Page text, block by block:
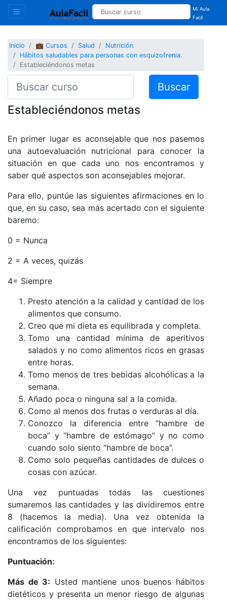
Mi Aula
Facil
Inicio 💼 Cursos Salud
Nutrición
Hábitos saludables para personas con esquizofrenia.
Estableciéndonos metas
Buscar
Estableciéndonos metas
En primer lugar es aconsejable que nos pasemos
una autoevaluación nutricional para conocer la
situación en que cada uno nos encontramos y
saber qué aspectos son aconsejables mejorar.
Para ello, puntúe las siguientes afirmaciones en lo
que, en su caso, sea más acertado con el siguiente
baremo:
0 = Nunca
2 = A veces, quizás
4= Siempre
Presto atención a la calidad y cantidad de los
alimentos que consumo.
Creo que mi dieta es equilibrada y completa.
Tomo una cantidad mínima de aperitivos
salados y no como alimentos ricos en grasas
entre horas.
Tomo menos de tres bebidas alcohólicas a la
semana.
Añado poca o ninguna sal a la comida.
Como al menos dos frutas o verduras al día.
Conozco la diferencia entre “hambre de
boca” y “hambre de estómago” y no como
cuando solo siento “hambre de boca”.
Como solo pequeñas cantidades de dulces o
cosas con azúcar.
Una vez puntuadas todas las cuestiones
sumaremos las cantidades y las dividiremos entre
8 (hacemos la media). Una vez obtenida la
calificación comprobamos en que intervalo nos
encontramos de los siguientes:
Puntuación:
Más de 3: Usted mantiene unos buenos hábitos
dietéticos y presenta un menor riesgo de algunas